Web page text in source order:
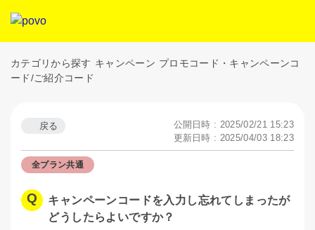
カテゴリから探す キャンペーン プロモコード・キャンペーンコ
ード/ご紹介コード
戻る
公開日時 : 2025/02/21 15:23
更新日時 : 2025/04/03 18:23
全プラン共通
キャンペーンコードを入力し忘れてしまったが
どうしたらよいですか？